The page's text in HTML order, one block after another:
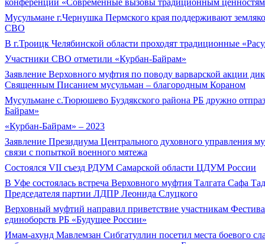
конференции «Современные вызовы традиционным
Мусульмане г.Чернушка Пермского края поддерживают
СВО
В г.Троицк Челябинской области проходят традиционные
Участники СВО отметили «Курбан-Байрам»
Заявление Верховного муфтия по поводу варварской акции
Священным Писанием мусульман – благородным Кораном
Мусульмане с.Тюрюшево Буздякского района РБ дружно
Байрам»
«Курбан-Байрам» – 2023
Заявление Президиума Центрального духовного управления
связи с попыткой военного мятежа
Состоялся VII съезд РДУМ Самарской области ЦДУМ России
В Уфе состоялась встреча Верховного муфтия Талгата Сафа
Председателя партии ЛДПР Леонида Слуцкого
Верховный муфтий направил приветствие участникам
единоборств РБ «Будущее России»
Имам-ахунд Мавлемзан Сибгатуллин посетил места боевого